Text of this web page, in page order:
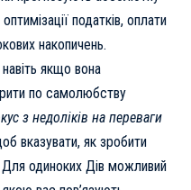
податків, оплати
накопичень.
якщо вона
по самолюбству
з недоліків на переваги
вказувати, як зробити
одиноких Дів можливий